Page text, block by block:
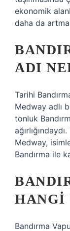
ekonomik
daha da
ADI
Tarihi
Medway adlı
tonluk
Medway,
Bandırma ile
HANGI
Bandırma